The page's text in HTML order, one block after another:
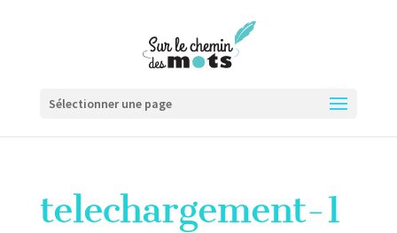
Sélectionner une page
telechargement-1